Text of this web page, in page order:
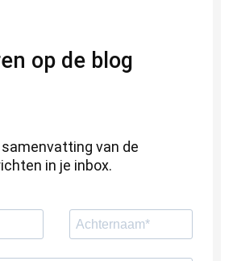
op de blog
van de
in je inbox.